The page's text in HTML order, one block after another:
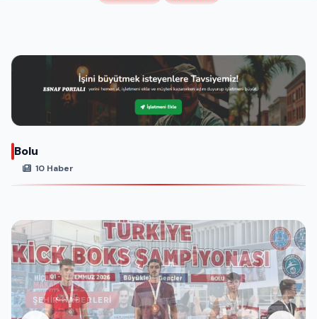
Bolu
10 Haber
ŞEHIR HABERLERI